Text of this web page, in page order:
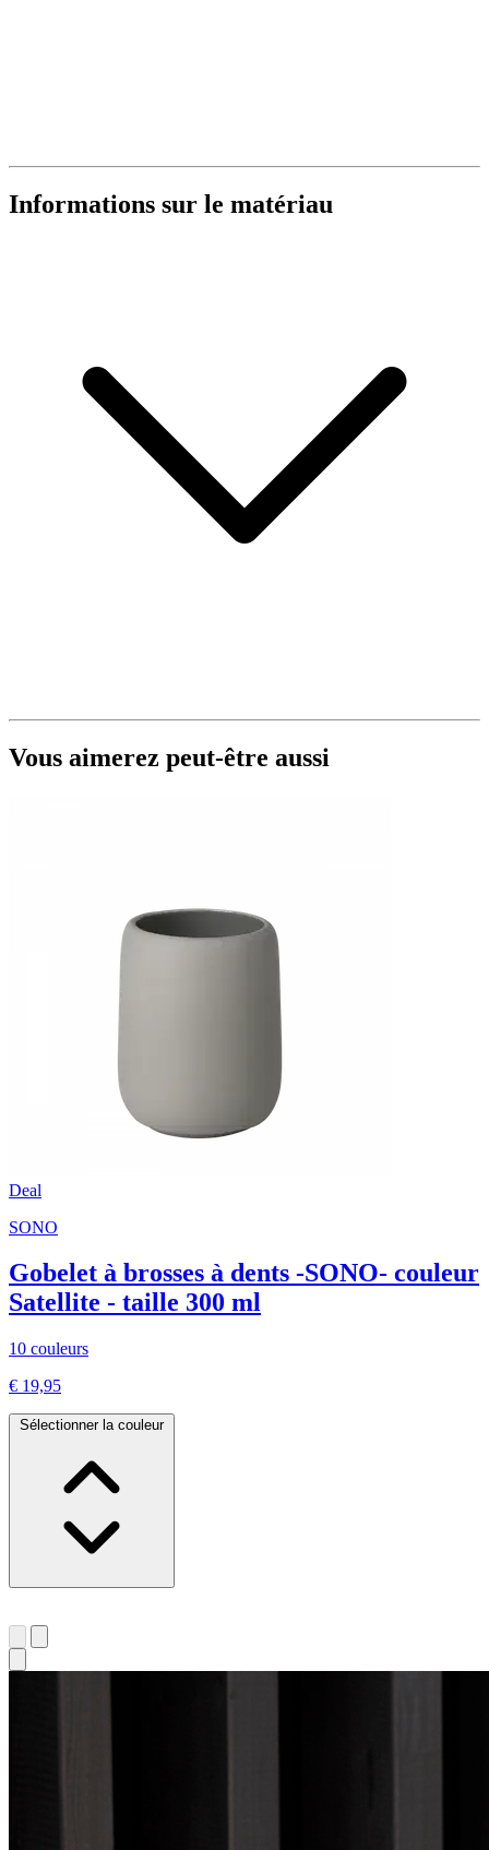
Informations sur le matériau
Vous aimerez peut-être aussi
Deal
SONO
Gobelet à brosses à dents -SONO- couleur
Satellite - taille 300 ml
10 couleurs
€ 19,95
Sélectionner la couleur